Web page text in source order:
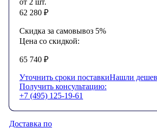
от 2 шт.
62 280 ₽
Скидка за самовывоз 5%
Цена со скидкой:
65 740 ₽
Уточнить сроки поставкиНашли
Получить консультацию:
+7 (495) 125-19-61
Доставка по